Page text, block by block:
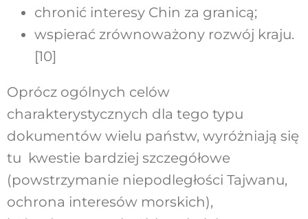
chronić interesy Chin za granicą;
wspierać zrównoważony rozwój kraju.
[10]
Oprócz ogólnych celów
charakterystycznych dla tego typu
dokumentów wielu państw, wyróżniają się
tu kwestie bardziej szczegółowe
(powstrzymanie niepodległości Tajwanu,
ochrona interesów morskich),